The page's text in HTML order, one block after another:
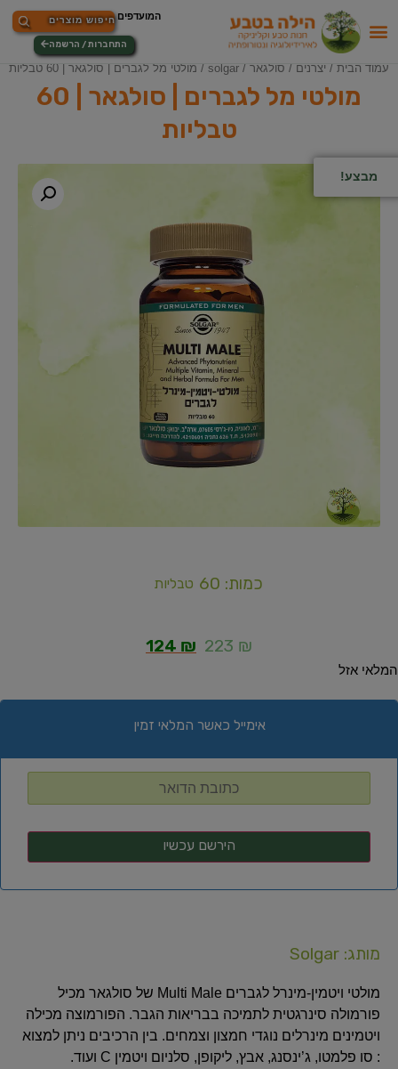
התחברות / הרשמה
עמוד הבית / יצרנים / סולגאר / solgar / מולטי מל לגברים | סולגאר | 60 טבליות
מולטי מל לגברים | סולגאר | 60
טבליות
מבצע!
כמות: 60 טבליות
223 ₪
124 ₪
המלאי אזל
אימייל כאשר המלאי זמין
מותג: Solgar
מולטי ויטמין-מינרל לגברים Multi Male של סולגאר מכיל
פורמולה סינרגטית לתמיכה בבריאות הגבר. הפורמוצה מכילה
ויטמינים מינרלים נוגדי חמצון וצמחים. בין הרכיבים ניתן למצוא
: סו פלמטו, ג’ינסנג, אבץ, ליקופן, סלניום ויטמין C ועוד.